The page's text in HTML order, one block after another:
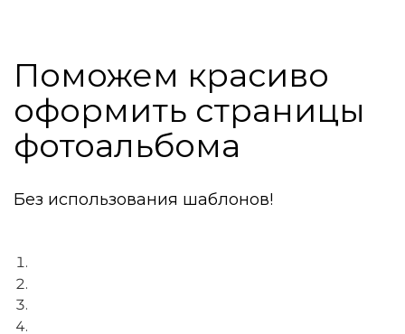
Поможем красиво
оформить страницы
фотоальбома
Без использования шаблонов!